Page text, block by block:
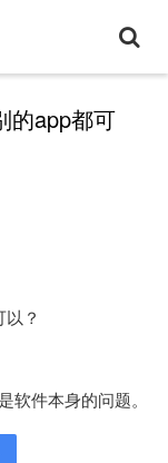
的app都可
？
件本身的问题。